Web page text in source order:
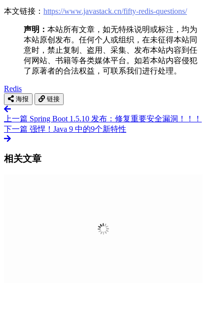
本文链接： https://www.javastack.cn/fifty-redis-questions/
声明： 本站所有文章，如无特殊说明或标注，均为
本站原创发布。任何个人或组织，在未征得本站同
意时，禁止复制、盗用、采集、发布本站内容到任
何网站、书籍等各类媒体平台。如若本站内容侵犯
了原著者的合法权益，可联系我们进行处理。
Redis
海报 链接
上一篇 Spring Boot 1.5.10 发布：修复重要安全漏洞！！！
下一篇 强悍！Java 9 中的9个新特性
相关文章